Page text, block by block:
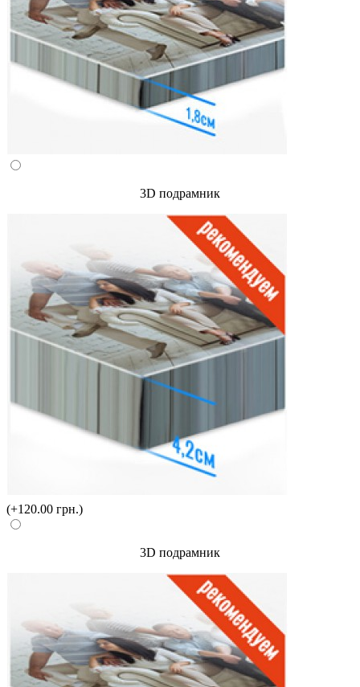
3D подрамник
(+120.00 грн.)
3D подрамник